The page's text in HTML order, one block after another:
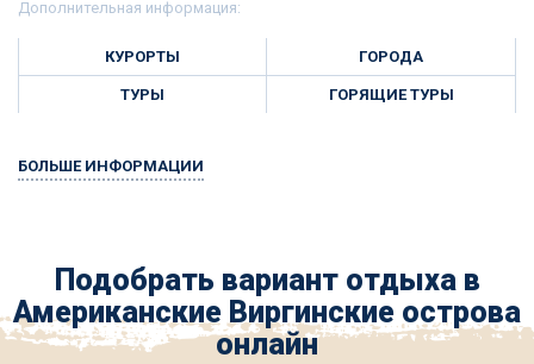
Дополнительная информация:
КУРОРТЫ ГОРОДА
ТУРЫ ГОРЯЩИЕ ТУРЫ
БОЛЬШЕ ИНФОРМАЦИИ
Подобрать вариант отдыха в
Американские Виргинские острова
онлайн